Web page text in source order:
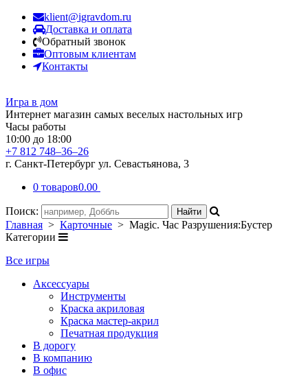
klient@igravdom.ru
Доставка и оплата
Обратный звонок
Оптовым клиентам
Контакты
Игра в дом
Интернет магазин самых веселых настольных игр
Часы работы
10:00 до 18:00
+7 812 748–36–26
г. Санкт-Петербург ул. Севастьянова, 3
0 товаров0.00
Поиск:
Главная > Карточные > Magic. Час Разрушения:Бустер
Категории
Все игры
Аксессуары
Инструменты
Краска акриловая
Краска мастер-акрил
Печатная продукция
В дорогу
В компанию
В офис